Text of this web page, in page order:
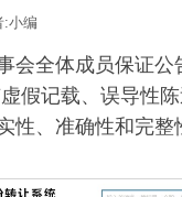
:小编
会全体成员保证公
假记载、误导性
性、准确性和完整